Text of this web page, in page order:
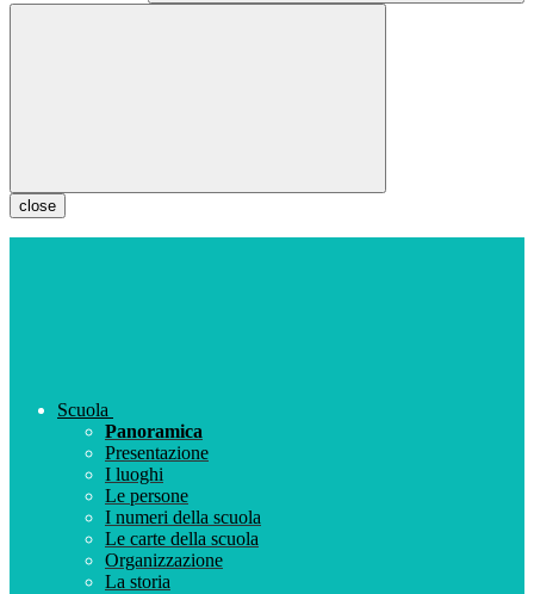
close
Scuola
Panoramica
Presentazione
I luoghi
Le persone
I numeri della scuola
Le carte della scuola
Organizzazione
La storia